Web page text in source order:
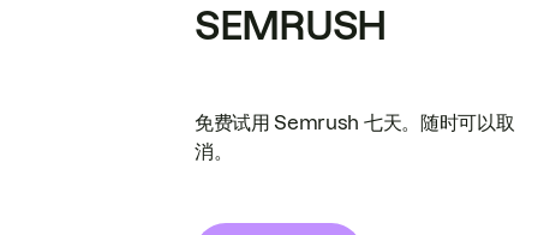
SEMRUSH
免费试用 Semrush 七天。随时可以取
消。